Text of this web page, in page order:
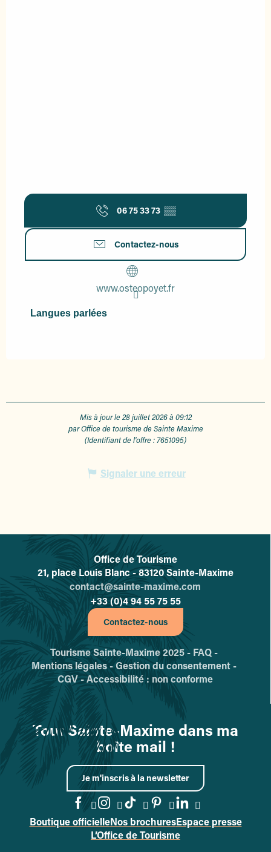
06 75 33 73 ▒▒
Contactez-nous
www.osteopoyet.fr
Langues parlées
Langues parlées
Mis à jour le 28 juillet 2026 à 09:12
par Office de tourisme de Sainte Maxime
(Identifiant de l'offre :7651095)
Signaler une erreur
L'office de tourisme de Sainte-
Office de Tourisme
21, place Louis Blanc - 83120 Sainte-Maxime
contact@sainte-maxime.com
+33 (0)4 94 55 75 55
Contactez-nous
Tourisme Sainte-Maxime 2025 - FAQ -
Mentions légales -Gestion du consentement -
CGV -Accessibilité : non conforme
Tout Sainte-Maxime dans ma
boîte mail !
Je m'inscris à la newsletter
Accéder à la page Facebook
Accéder à la page
Accéder à la page
Accéder à la
Accéder à la
Boutique officielleNos brochuresEspace presse
L’Office de Tourisme